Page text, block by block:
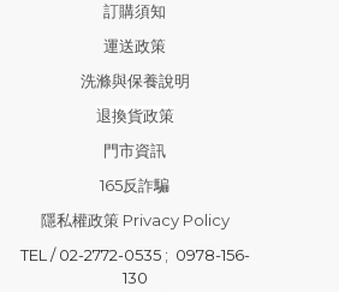
訂購須知
運送政策
洗滌與保養說明
退換貨政策
門市資訊
165反詐騙
隱私權政策 Privacy Policy
TEL / 02-2772-0535 ; 0978-156-
130